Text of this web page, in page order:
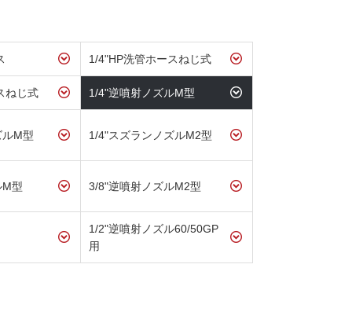
1/4"HP洗管ホースねじ式
ねじ式 1/4"逆噴射ノズルM型
M型 1/4"スズランノズルM2型
型 3/8"逆噴射ノズルM2型
1/2"逆噴射ノズル60/50GP
用